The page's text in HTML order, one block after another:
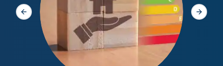
Slide précédente Slide